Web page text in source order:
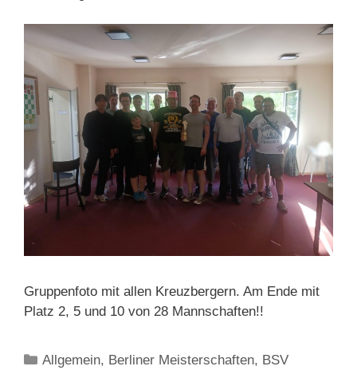
Gruppenfoto mit allen Kreuzbergern. Am Ende mit
Platz 2, 5 und 10 von 28 Mannschaften!!
Kategorien
Allgemein, Berliner Meisterschaften, BSV